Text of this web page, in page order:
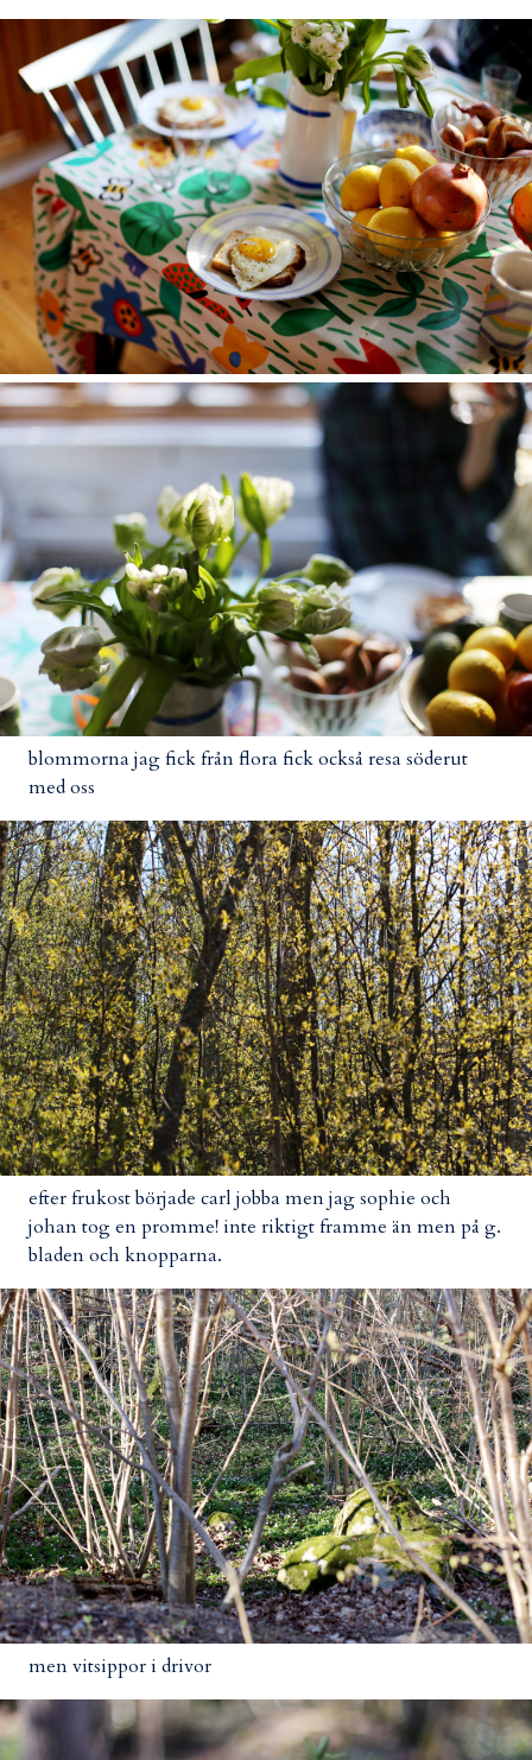
blommorna jag fick från flora fick också resa söderut
med oss
efter frukost började carl jobba men jag sophie och
johan tog en promme! inte riktigt framme än men på g.
bladen och knopparna.
men vitsippor i drivor